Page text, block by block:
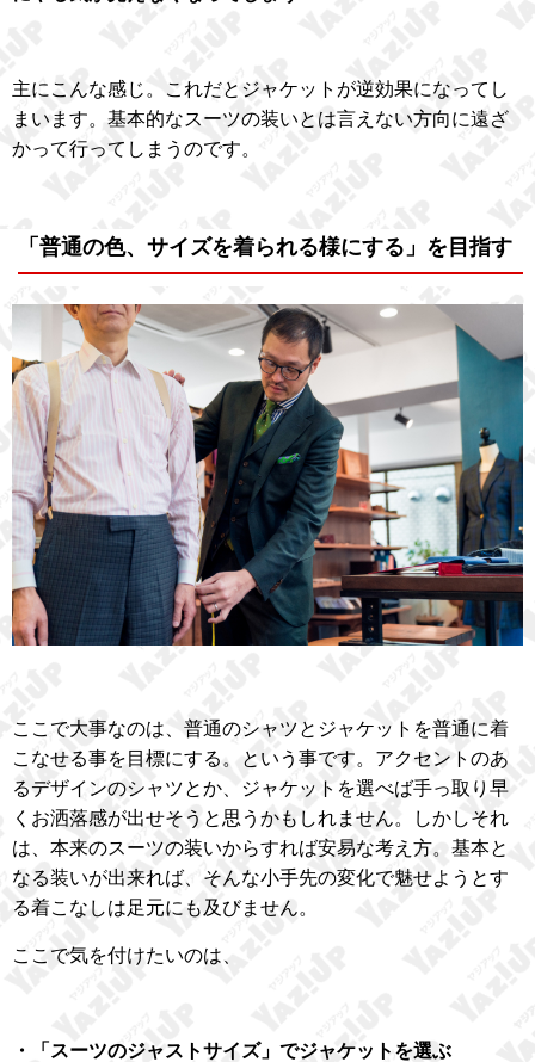
主にこんな感じ。これだとジャケットが逆効果になってし
まいます。基本的なスーツの装いとは言えない方向に遠ざ
かって行ってしまうのです。
「普通の色、サイズを着られる様にする」を目指す
ここで大事なのは、普通のシャツとジャケットを普通に着
こなせる事を目標にする。という事です。アクセントのあ
るデザインのシャツとか、ジャケットを選べば手っ取り早
くお洒落感が出せそうと思うかもしれません。しかしそれ
は、本来のスーツの装いからすれば安易な考え方。基本と
なる装いが出来れば、そんな小手先の変化で魅せようとす
る着こなしは足元にも及びません。
ここで気を付けたいのは、
・「スーツのジャストサイズ」でジャケットを選ぶ